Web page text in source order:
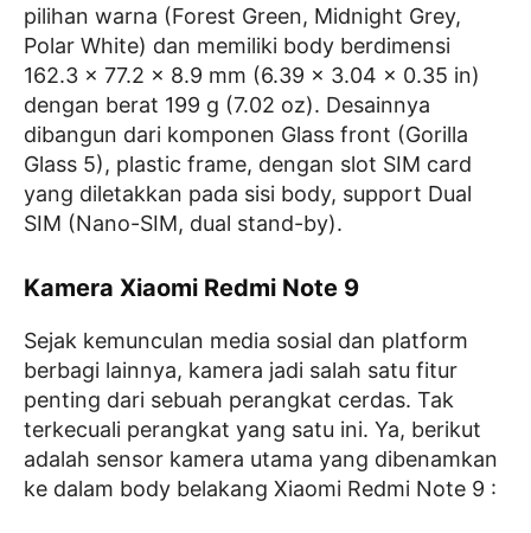
pilihan warna (Forest Green, Midnight Grey,
Polar White) dan memiliki body berdimensi
162.3 x 77.2 x 8.9 mm (6.39 x 3.04 x 0.35 in)
dengan berat 199 g (7.02 oz). Desainnya
dibangun dari komponen Glass front (Gorilla
Glass 5), plastic frame, dengan slot SIM card
yang diletakkan pada sisi body, support Dual
SIM (Nano-SIM, dual stand-by).
Kamera Xiaomi Redmi Note 9
Sejak kemunculan media sosial dan platform
berbagi lainnya, kamera jadi salah satu fitur
penting dari sebuah perangkat cerdas. Tak
terkecuali perangkat yang satu ini. Ya, berikut
adalah sensor kamera utama yang dibenamkan
ke dalam body belakang Xiaomi Redmi Note 9 :